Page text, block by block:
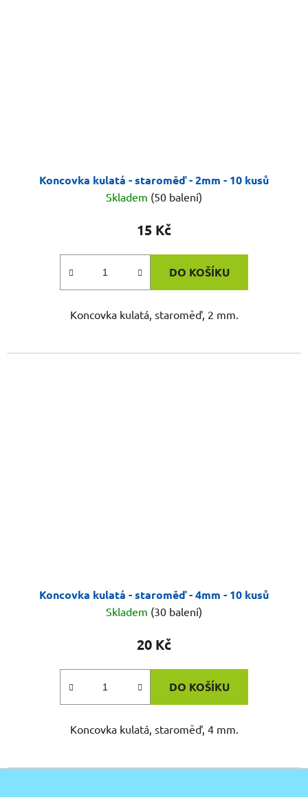
Koncovka kulatá - staroměď - 2mm - 10 kusů
Skladem (50 balení)
15 Kč
DO KOŠÍKU
Koncovka kulatá, staroměď, 2 mm.
Koncovka kulatá - staroměď - 4mm - 10 kusů
Skladem (30 balení)
20 Kč
DO KOŠÍKU
Koncovka kulatá, staroměď, 4 mm.